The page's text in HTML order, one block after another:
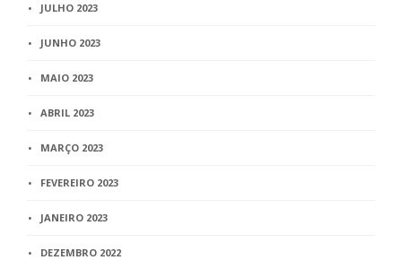
JULHO 2023
JUNHO 2023
MAIO 2023
ABRIL 2023
MARÇO 2023
FEVEREIRO 2023
JANEIRO 2023
DEZEMBRO 2022